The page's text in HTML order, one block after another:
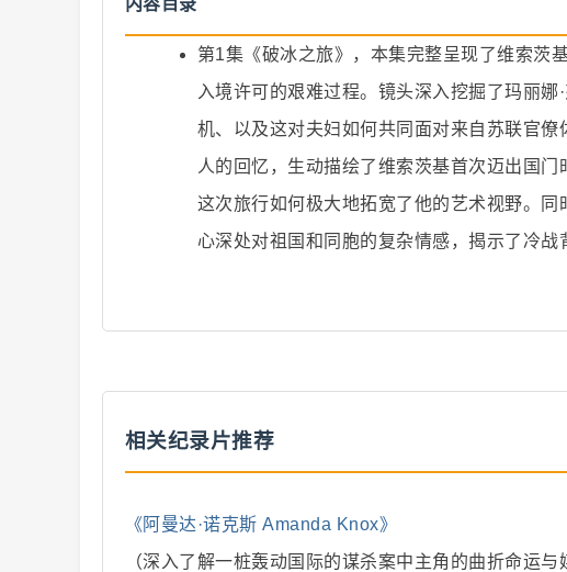
爆
内容目录
第1集《破冰之旅》，本集完整呈现了维索茨
入境许可的艰难过程。镜头深入挖掘了玛丽
机、以及这对夫妇如何共同面对来自苏联官
人的回忆，生动描绘了维索茨基首次迈出国
这次旅行如何极大地拓宽了他的艺术视野。
心深处对祖国和同胞的复杂情感，揭示了冷战
相关纪录片推荐
《阿曼达·诺克斯 Amanda Knox》
（深入了解一桩轰动国际的谋杀案中主角的曲折命运与